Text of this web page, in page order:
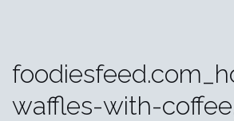
waffles-with-